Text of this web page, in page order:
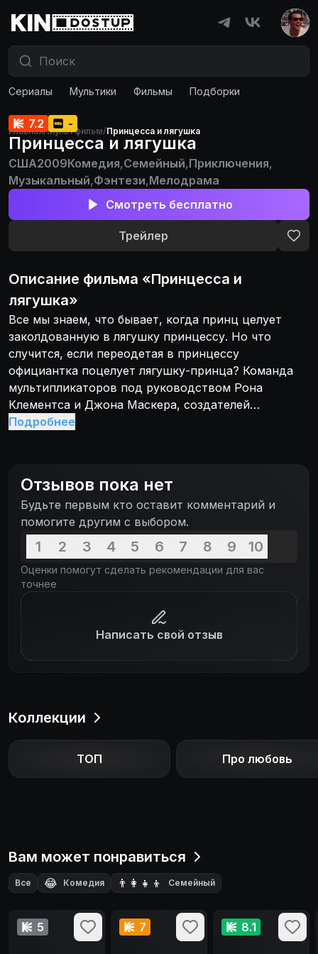
Сериалы Мультики Фильмы Подборки
Главная/Мультфильм/Принцесса и лягушка
7.2 -
Принцесса и лягушка
США2009Комедия,Семейный,Приключения,
Музыкальный,Фэнтези,Мелодрама
Смотреть бесплатно
Трейлер
Описание фильма «Принцесса и
лягушка»
Все мы знаем, что бывает, когда принц целует
заколдованную в лягушку принцессу. Но что
случится, если переодетая в принцессу
официантка поцелует лягушку-принца? Команда
мультипликаторов под руководством Рона
Клементса и Джона Маскера, создателей
«Русалочки» и «Аладдина», а также обладатель
аллигатора.
Подробнее
Отзывов пока нет
Будьте первым кто оставит комментарий и
помогите другим с выбором.
1 2 3 4 5 6 7 8 9 10
Оценки помогут сделать рекомендации для вас
точнее
Написать свой отзыв
Коллекции
ТОП Про любовь
Вам может понравиться
Все 😂 Комедия 👨‍👩‍👧‍👦 Семейный
💌 Мелодрама
5 7 8.1